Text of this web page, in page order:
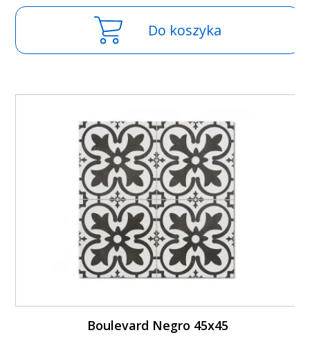
Do koszyka
Boulevard Negro 45x45